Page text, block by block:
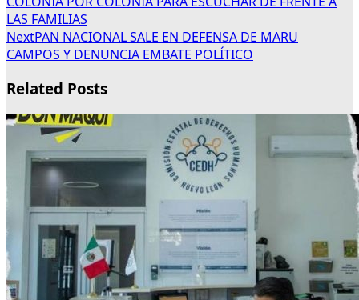
LAS FAMILIAS
NextPAN NACIONAL SALE EN DEFENSA DE MARU
CAMPOS Y DENUNCIA EMBATE POLÍTICO
Related Posts